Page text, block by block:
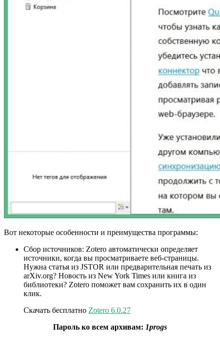
Вот некоторые особенности и преимущества программы:
Сбор источников: Zotero автоматически определяет
источники, когда вы просматриваете веб-страницы.
Нужна статья из JSTOR или предварительная печать из
arXiv.org? Новость из New York Times или книга из
библиотеки? Zotero поможет вам сохранить их в один
клик.
Скачать бесплатно Zotero 6.0.27
Пароль ко всем архивам: 1progs